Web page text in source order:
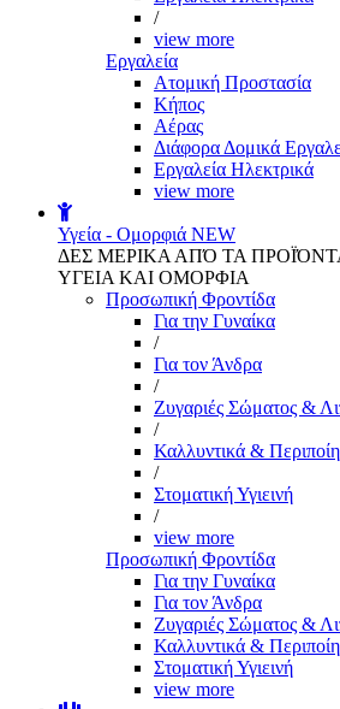
/
view more
Εργαλεία
Aτομική Προστασία
Kήπος
Αέρας
Διάφορα Δομικά
Εργαλεία Ηλεκτρικά
view more
Υγεία - Ομορφιά NEW
ΔΕΣ ΜΕΡΙΚΑ ΑΠΌ ΤΑ
ΥΓΕΙΑ ΚΑΙ ΟΜΟΡΦΙΑ
Προσωπική Φροντίδα
Για την Γυναίκα
/
Για τον Άνδρα
/
Ζυγαριές Σώματος &
/
Καλλυντικά &
/
Στοματική Υγιεινή
/
view more
Προσωπική Φροντίδα
Για την Γυναίκα
Για τον Άνδρα
Ζυγαριές Σώματος &
Καλλυντικά &
Στοματική Υγιεινή
view more